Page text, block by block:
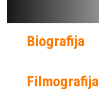
Biografija
Filmografija